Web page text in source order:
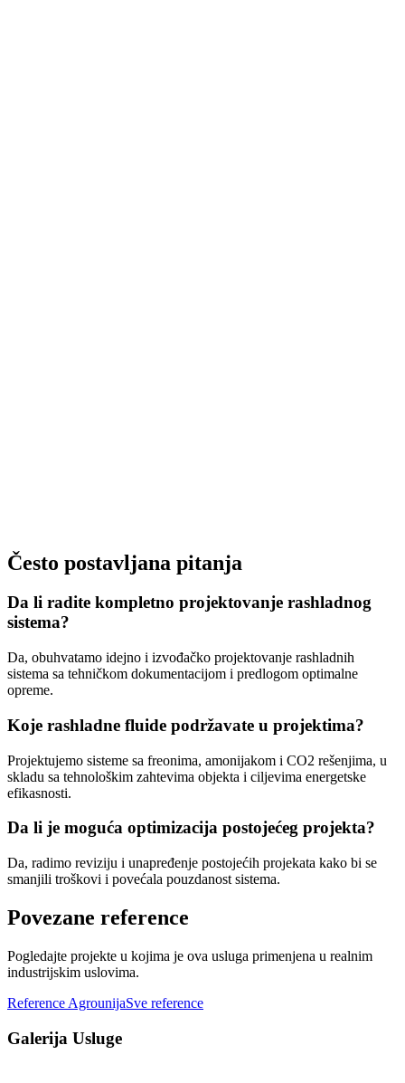
Često postavljana pitanja
Da li radite kompletno projektovanje rashladnog
sistema?
Da, obuhvatamo idejno i izvođačko projektovanje rashladnih
sistema sa tehničkom dokumentacijom i predlogom optimalne
opreme.
Koje rashladne fluide podržavate u projektima?
Projektujemo sisteme sa freonima, amonijakom i CO2 rešenjima, u
skladu sa tehnološkim zahtevima objekta i ciljevima energetske
efikasnosti.
Da li je moguća optimizacija postojećeg projekta?
Da, radimo reviziju i unapređenje postojećih projekata kako bi se
smanjili troškovi i povećala pouzdanost sistema.
Povezane reference
Pogledajte projekte u kojima je ova usluga primenjena u realnim
industrijskim uslovima.
Reference AgrounijaSve reference
Galerija Usluge